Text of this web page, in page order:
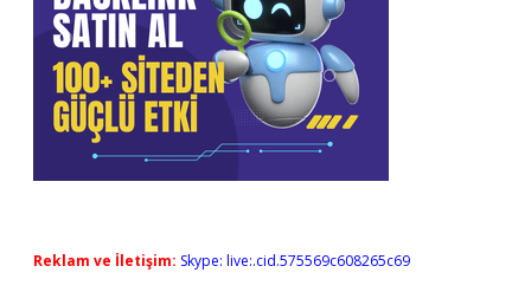
Reklam ve İletişim: Skype: live:.cid.575569c608265c69